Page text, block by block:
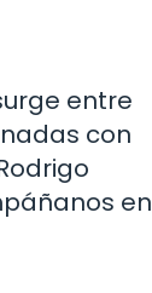
entre
con
en